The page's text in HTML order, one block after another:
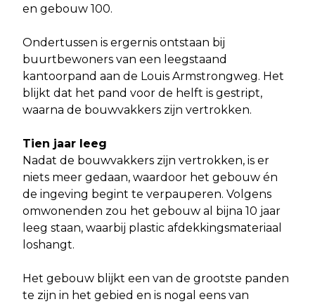
en gebouw 100.
Ondertussen is ergernis ontstaan bij
buurtbewoners van een leegstaand
kantoorpand aan de Louis Armstrongweg. Het
blijkt dat het pand voor de helft is gestript,
waarna de bouwvakkers zijn vertrokken.
Tien jaar leeg
Nadat de bouwvakkers zijn vertrokken, is er
niets meer gedaan, waardoor het gebouw én
de ingeving begint te verpauperen. Volgens
omwonenden zou het gebouw al bijna 10 jaar
leeg staan, waarbij plastic afdekkingsmateriaal
loshangt.
Het gebouw blijkt een van de grootste panden
te zijn in het gebied en is nogal eens van